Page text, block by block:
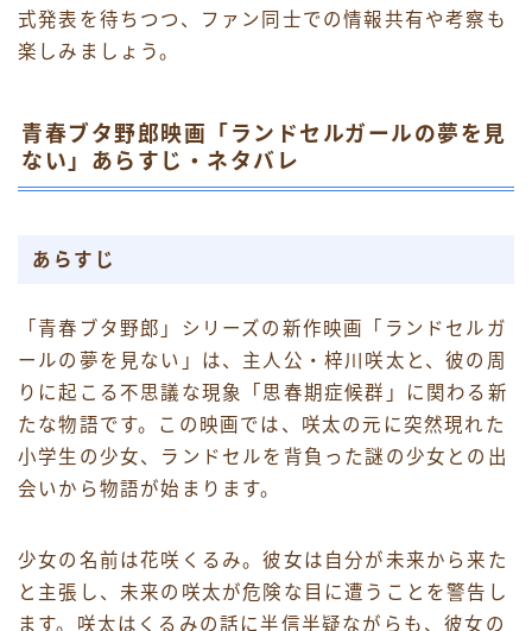
式発表を待ちつつ、ファン同士での情報共有や考察も
楽しみましょう。
青春ブタ野郎映画「ランドセルガールの夢を見
ない」あらすじ・ネタバレ
あらすじ
「青春ブタ野郎」シリーズの新作映画「ランドセルガ
ールの夢を見ない」は、主人公・梓川咲太と、彼の周
りに起こる不思議な現象「思春期症候群」に関わる新
たな物語です。この映画では、咲太の元に突然現れた
小学生の少女、ランドセルを背負った謎の少女との出
会いから物語が始まります。
少女の名前は花咲くるみ。彼女は自分が未来から来た
と主張し、未来の咲太が危険な目に遭うことを警告し
ます。咲太はくるみの話に半信半疑ながらも、彼女の